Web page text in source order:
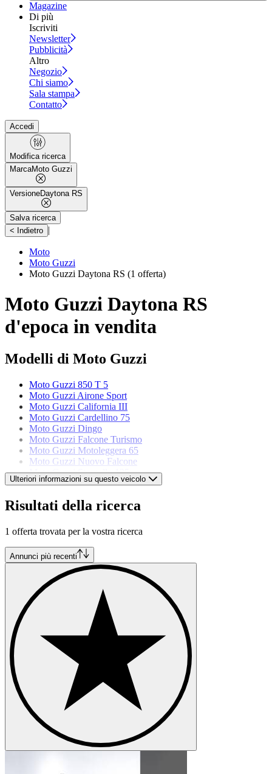
Magazine
Di più
Iscriviti
Newsletter
Pubblicità
Altro
Negozio
Chi siamo
Sala stampa
Contatto
Accedi
Modifica ricerca
MarcaMoto Guzzi
VersioneDaytona RS
Salva ricerca
< Indietro |
Moto
Moto Guzzi
Moto Guzzi Daytona RS (1 offerta)
Moto Guzzi Daytona RS
d'epoca in vendita
Modelli di Moto Guzzi
Moto Guzzi 850 T 5
Moto Guzzi Airone Sport
Moto Guzzi California III
Moto Guzzi Cardellino 75
Moto Guzzi Dingo
Moto Guzzi Falcone Turismo
Moto Guzzi Motoleggera 65
Moto Guzzi Nuovo Falcone
Moto Guzzi Stornello 125
Moto Guzzi V 65 Lario
Moto Guzzi V7 Sport
Ulteriori informazioni su questo veicolo
Risultati della ricerca
1 offerta trovata per la vostra ricerca
Annunci più recenti